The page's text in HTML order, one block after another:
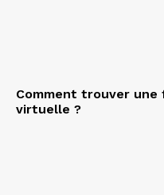
Comment trouver
virtuelle ?